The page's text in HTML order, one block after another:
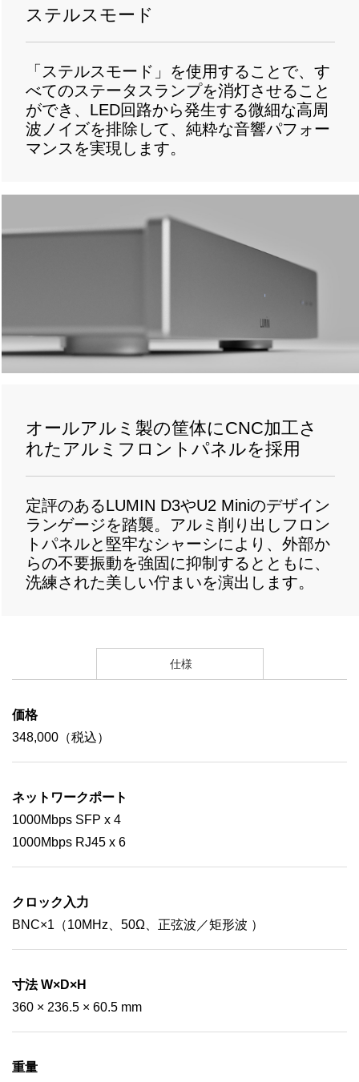
ステルスモード
「ステルスモード」を使用することで、す
べてのステータスランプを消灯させること
ができ、 LED回路から発生する微細な高周
波ノイズを排除して、純粋な音響パフォー
マンスを実現します。
オールアルミ製の筐体にCNC加工さ
れたアルミフロントパネルを採用
定評のあるLUMIN D3やU2 Miniのデザイン
ランゲージを踏襲。アルミ削り出しフロン
トパネルと堅牢なシャーシにより、外部か
らの不要振動を強固に抑制するとともに、
洗練された美しい佇まいを演出します。
仕様
価格
348,000（税込）
ネットワークポート
1000Mbps SFP x 4
1000Mbps RJ45 x 6
クロック入力
BNC×1（10MHz、50Ω、正弦波／矩形波 ）
寸法 W×D×H
360 × 236.5 × 60.5 mm
重量